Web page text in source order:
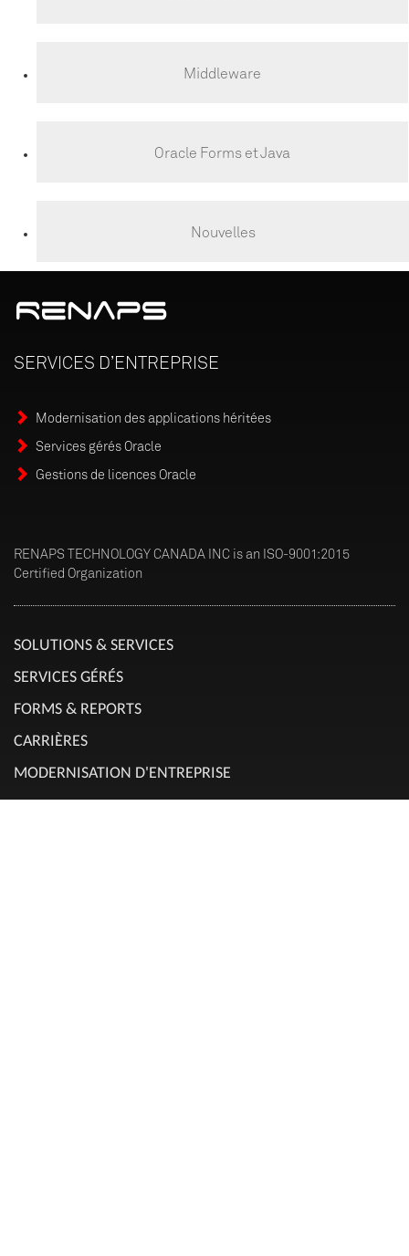
Middleware
Oracle Forms et Java
Nouvelles
SERVICES D’ENTREPRISE
Modernisation des applications héritées
Services gérés Oracle
Gestions de licences Oracle
RENAPS TECHNOLOGY CANADA INC is an ISO-9001:2015
Certified Organization
SOLUTIONS & SERVICES
SERVICES GÉRÉS
FORMS & REPORTS
CARRIÈRES
MODERNISATION D'ENTREPRISE